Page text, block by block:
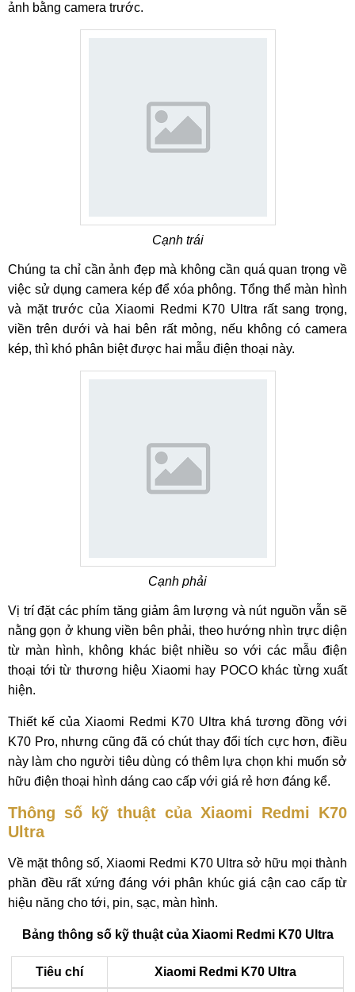
ảnh bằng camera trước.
Cạnh trái
Chúng ta chỉ cần ảnh đẹp mà không cần quá quan trọng về
việc sử dụng camera kép để xóa phông. Tổng thể màn hình
và mặt trước của Xiaomi Redmi K70 Ultra rất sang trọng,
viền trên dưới và hai bên rất mỏng, nếu không có camera
kép, thì khó phân biệt được hai mẫu điện thoại này.
Cạnh phải
Vị trí đặt các phím tăng giảm âm lượng và nút nguồn vẫn sẽ
nằng gọn ở khung viền bên phải, theo hướng nhìn trực diện
từ màn hình, không khác biệt nhiều so với các mẫu điện
thoại tới từ thương hiệu Xiaomi hay POCO khác từng xuất
hiện.
Thiết kế của Xiaomi Redmi K70 Ultra khá tương đồng với
K70 Pro, nhưng cũng đã có chút thay đổi tích cực hơn, điều
này làm cho người tiêu dùng có thêm lựa chọn khi muốn sở
hữu điện thoại hình dáng cao cấp với giá rẻ hơn đáng kể.
Thông số kỹ thuật của Xiaomi Redmi K70
Ultra
Về mặt thông số, Xiaomi Redmi K70 Ultra sở hữu mọi thành
phần đều rất xứng đáng với phân khúc giá cận cao cấp từ
hiệu năng cho tới, pin, sạc, màn hình.
Bảng thông số kỹ thuật của Xiaomi Redmi K70 Ultra
Tiêu chí Xiaomi Redmi K70 Ultra